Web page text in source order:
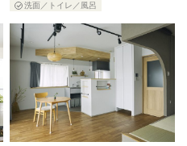
洗面／トイレ／風呂